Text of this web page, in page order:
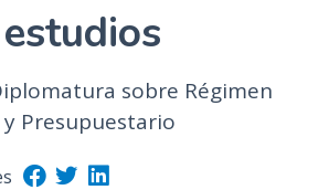
sobre Régimen
Presupuestario